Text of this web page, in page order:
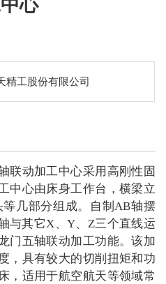
心
精工股份有限公司
联动加工中心采用高刚性固
中心由床身工作台，横梁立
几部分组成。自制AB轴摆
与其它X、Y、Z三个直线运
门五轴联动加工功能。该加
，具有较大的切削扭矩和功
，适用于航空航天等领域常